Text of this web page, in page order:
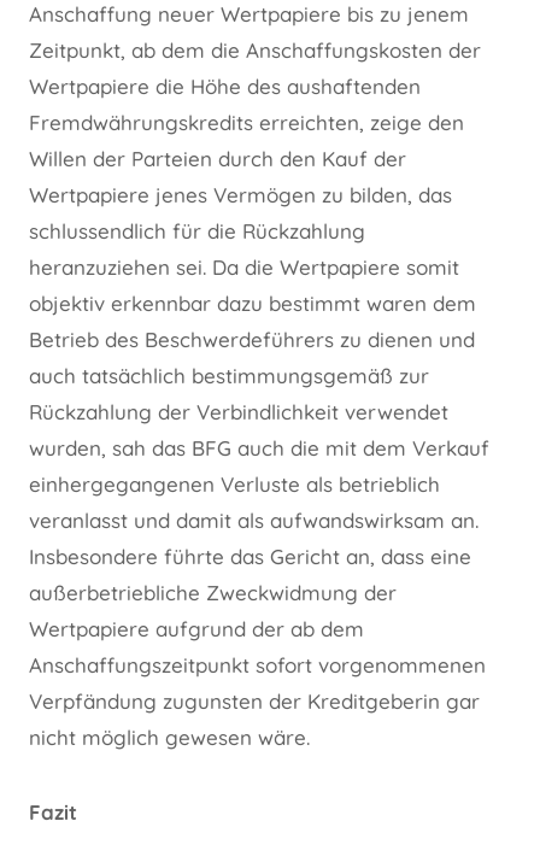
Anschaffung neuer Wertpapiere bis zu jenem
Zeitpunkt, ab dem die Anschaffungskosten der
Wertpapiere die Höhe des aushaftenden
Fremdwährungskredits erreichten, zeige den
Willen der Parteien durch den Kauf der
Wertpapiere jenes Vermögen zu bilden, das
schlussendlich für die Rückzahlung
heranzuziehen sei. Da die Wertpapiere somit
objektiv erkennbar dazu bestimmt waren dem
Betrieb des Beschwerdeführers zu dienen und
auch tatsächlich bestimmungsgemäß zur
Rückzahlung der Verbindlichkeit verwendet
wurden, sah das BFG auch die mit dem Verkauf
einhergegangenen Verluste als betrieblich
veranlasst und damit als aufwandswirksam an.
Insbesondere führte das Gericht an, dass eine
außerbetriebliche Zweckwidmung der
Wertpapiere aufgrund der ab dem
Anschaffungszeitpunkt sofort vorgenommenen
Verpfändung zugunsten der Kreditgeberin gar
nicht möglich gewesen wäre.
Fazit